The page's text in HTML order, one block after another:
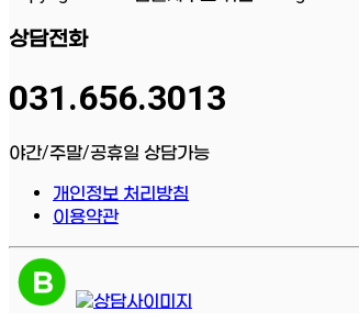
상담전화
031.656.3013
야간/주말/공휴일 상담가능
개인정보 처리방침
이용약관